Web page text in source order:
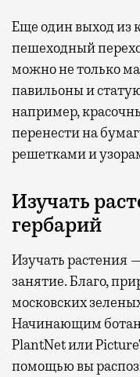
Еще один выход из
пешеходный
можно не только
павильоны и
например,
перенести на
решетками и
Изучать
гербарий
Изучать растения
занятие. Благо,
московских
Начинающим
PlantNet или
помощью вы